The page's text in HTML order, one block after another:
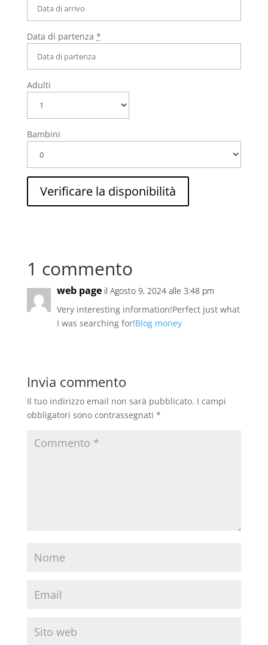
Data di partenza *
Adulti
Bambini
1 commento
web page il Agosto 9, 2024 alle 3:48 pm
Very interesting information!Perfect just what
I was searching for!Blog money
Invia commento
Il tuo indirizzo email non sarà pubblicato. I campi
obbligatori sono contrassegnati *